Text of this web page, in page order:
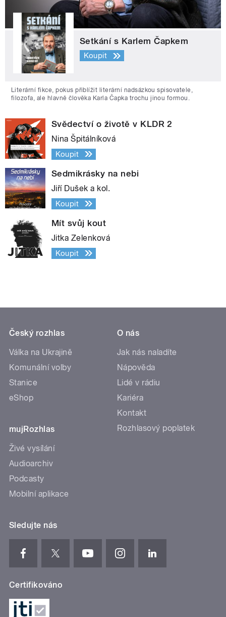
Setkání s Karlem Čapkem
Koupit
Literární fikce, pokus přiblížit literární nadsázkou spisovatele,
filozofa, ale hlavně člověka Karla Čapka trochu jinou formou.
Svědectví o životě v KLDR 2
Nina Špitálníková
Koupit
Sedmikrásky na nebi
Jiří Dušek a kol.
Koupit
Mít svůj kout
Jitka Zelenková
Koupit
Český rozhlas
Válka na Ukrajině
Komunální volby
Stanice
eShop
mujRozhlas
Živé vysílání
Audioarchiv
Podcasty
Mobilní aplikace
O nás
Jak nás naladíte
Nápověda
Lidé v rádiu
Kariéra
Kontakt
Rozhlasový poplatek
Sledujte nás
Certifikováno